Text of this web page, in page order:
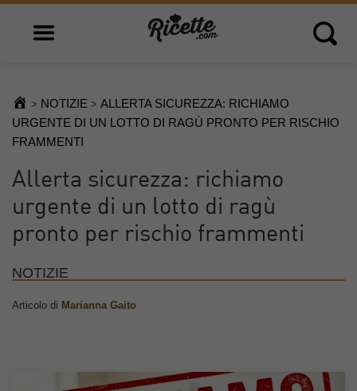
Open main menu Open
> NOTIZIE > ALLERTA SICUREZZA: RICHIAMO
URGENTE DI UN LOTTO DI RAGÙ PRONTO PER RISCHIO
FRAMMENTI
Allerta sicurezza: richiamo
urgente di un lotto di ragù
pronto per rischio frammenti
NOTIZIE
Articolo di Marianna Gaito